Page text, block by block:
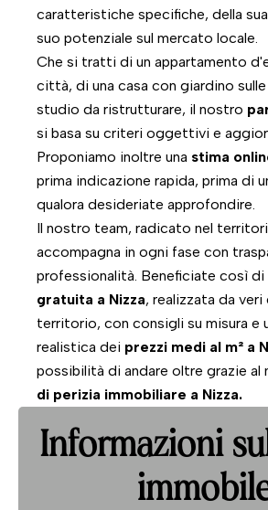
caratteristiche specifiche, della
suo potenziale sul mercato locale.
Che si tratti di un appartamento
città, di una casa con giardino
studio da ristrutturare, il nostro
si basa su criteri oggettivi e
Proponiamo inoltre una stima
prima indicazione rapida, prima di
qualora desideriate approfondire.
Il nostro team, radicato nel
accompagna in ogni fase con
professionalità. Beneficiate così di
gratuita a Nizza, realizzata da
territorio, con consigli su misura e
realistica dei prezzi medi al m² a
possibilità di andare oltre grazie al
di perizia immobiliare a Nizza.
Informazioni